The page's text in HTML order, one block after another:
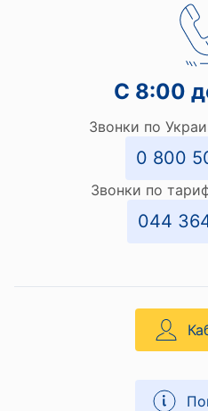
С 8:00
Звонки по
0 800
Звонки по
044